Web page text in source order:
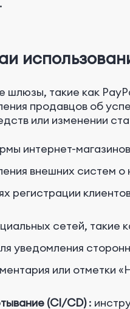
шлюзы, такие как
продавцов об
или изменении
интернет-
внешних систем о
регистрации
сетей, такие
уведомления
или отметки
(CI/CD) :